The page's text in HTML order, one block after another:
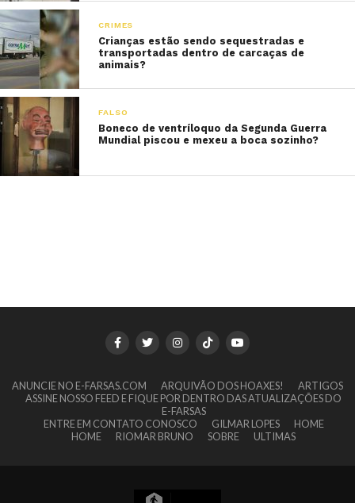
CRIMES
Crianças estão sendo sequestradas e
transportadas dentro de carcaças de
animais?
FALSO
Boneco de ventríloquo da Segunda Guerra
Mundial piscou e mexeu a boca sozinho?
ANUNCIE NO E-FARSAS.COM ARQUIVÃO DOS HOAXES!
ARTIGOS
ASSINE NOSSO FEED E FIQUE POR DENTRO DAS ATUALIZAÇÕES DO
E-FARSAS
ENTRE EM CONTATO CONOSCO
GILMAR LOPES
HOME
HOME
RIOMAR BRUNO SOBRE ULTIMAS